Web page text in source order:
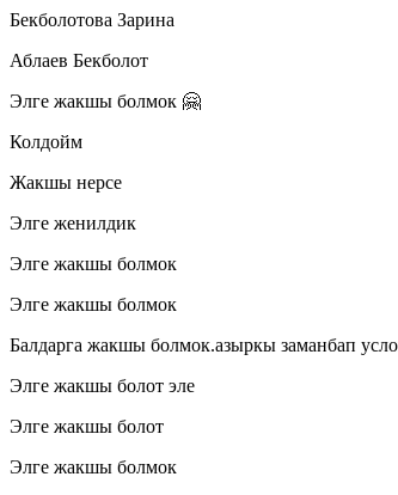
Бекболотова Зарина
Аблаев Бекболот
Элге жакшы болмок 🤗
Колдойм
Жакшы нерсе
Элге женилдик
Элге жакшы болмок
Элге жакшы болмок
Балдарга жакшы болмок.азыркы заманбап
Элге жакшы болот эле
Элге жакшы болот
Элге жакшы болмок